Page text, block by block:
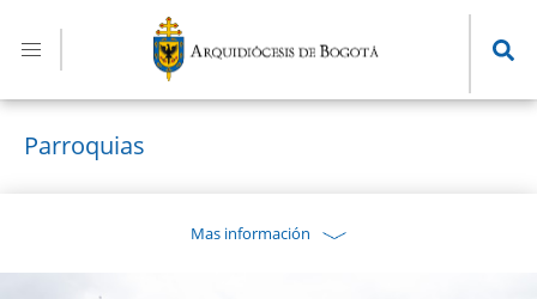
contenido
principal
Parroquias
Mas información